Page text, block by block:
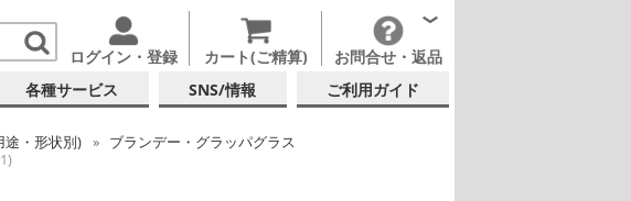
ログイン・登録 カート(ご精算) お問合せ・返品
各種サービス SNS/情報 ご利用ガイド
途・形状別)
ブランデー・グラッパグラス